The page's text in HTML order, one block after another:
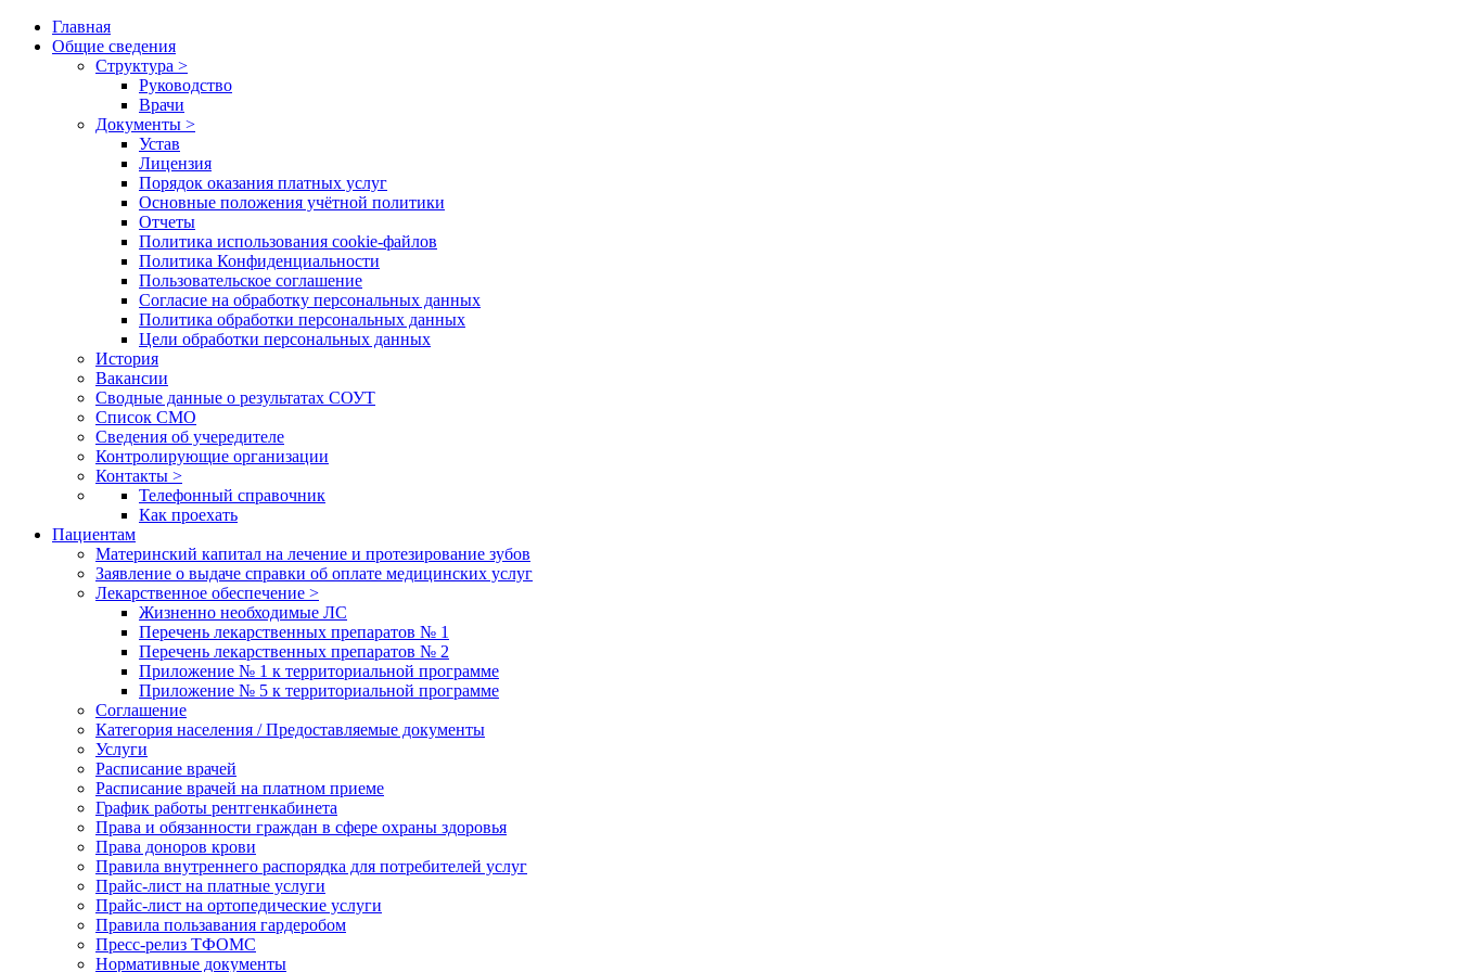
Главная
Общие сведения
Структура >
Руководство
Врачи
Документы >
Устав
Лицензия
Порядок оказания платных услуг
Основные положения учётной политики
Отчеты
Политика использования cookie-файлов
Политика Конфиденциальности
Пользовательское соглашение
Согласие на обработку персональных данных
Политика обработки персональных данных
Цели обработки персональных данных
История
Вакансии
Сводные данные о результатах СОУТ
Список СМО
Сведения об учередителе
Контролирующие организации
Контакты >
Телефонный справочник
Как проехать
Пациентам
Материнский капитал на лечение и протезирование зубов
Заявление о выдаче справки об оплате медицинских услуг
Лекарственное обеспечение >
Жизненно необходимые ЛС
Перечень лекарственных препаратов № 1
Перечень лекарственных препаратов № 2
Приложение № 1 к территориальной программе
Приложение № 5 к территориальной программе
Соглашение
Категория населения / Предоставляемые документы
Услуги
Расписание врачей
Расписание врачей на платном приеме
График работы рентгенкабинета
Права и обязанности граждан в сфере охраны здоровья
Права доноров крови
Правила внутреннего распорядка для потребителей услуг
Прайс-лист на платные услуги
Прайс-лист на ортопедические услуги
Правила пользавания гардеробом
Пресс-релиз ТФОМС
Нормативные документы